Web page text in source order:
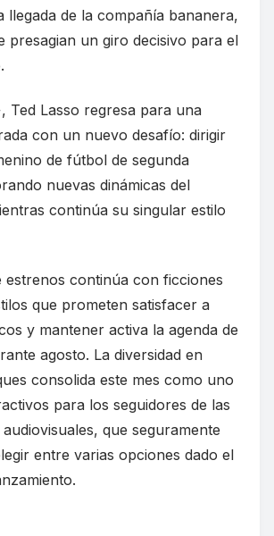
de la compañía bananera,
presagian un giro decisivo para el
Ted Lasso regresa para una
con un nuevo desafío: dirigir
de fútbol de segunda
nuevas dinámicas del
continúa su singular estilo
estrenos continúa con ficciones
que prometen satisfacer a
y mantener activa la agenda de
agosto. La diversidad en
consolida este mes como uno
para los seguidores de las
que seguramente
entre varias opciones dado el